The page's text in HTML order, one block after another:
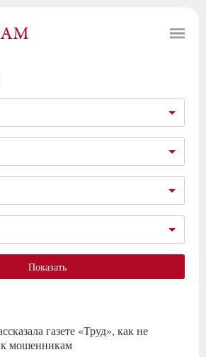
Показать
газете «Труд», как не
к мошенникам